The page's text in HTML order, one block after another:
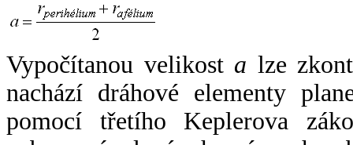
Vypočítanou velikost a lze
nachází dráhové elementy
pomocí třetího Keplerova